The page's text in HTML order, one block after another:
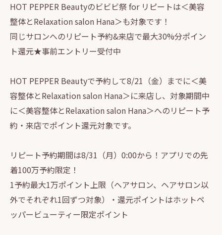
HOT PEPPER Beautyのビビビ祭 for リピートは＜美容
整体とRelaxation salon Hana＞も対象です！
同じサロンへのリピート予約&来店で最大30%分ポイン
ト還元★事前エントリー受付中
HOT PEPPER Beautyで予約して8/21（金）までに＜美
容整体とRelaxation salon Hana＞に来店し、対象期間中
に＜美容整体とRelaxation salon Hana＞へのリピート予
約・来店でポイント還元対象です。
リピート予約期間は8/31（月）0:00から！アプリでの先
着100万予約限定！
1予約最大1万ポイント上限（ヘアサロン、ヘアサロン以
外でそれぞれ1回ずつ対象）・還元ポイントはホットペ
ッパービューティー限定ポイント